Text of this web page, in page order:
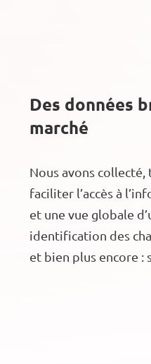
Des données
marché
Nous avons
faciliter l’accès à
et une vue globale
identification des
et bien plus encore :